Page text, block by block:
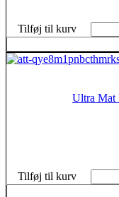
Tilføj til kurv
Ultra Mat
Tilføj til kurv